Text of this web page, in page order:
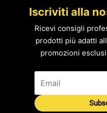
Iscriviti alla
Ricevi consigli
prodotti più adatti
promozioni